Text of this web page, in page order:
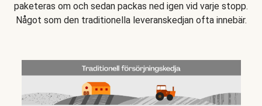
paketeras om och sedan packas ned igen vid varje stopp.
Något som den traditionella leveranskedjan ofta innebär.